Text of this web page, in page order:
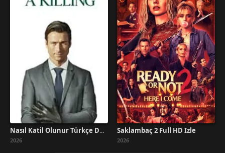
Nasıl Katil Olunur Türkçe Dublaj İzle
2026
Saklambaç 2 Full HD İzle
2026